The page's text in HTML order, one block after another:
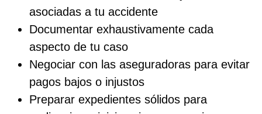
asociadas a tu accidente
Documentar exhaustivamente cada
aspecto de tu caso
Negociar con las aseguradoras para evitar
pagos bajos o injustos
Preparar expedientes sólidos para